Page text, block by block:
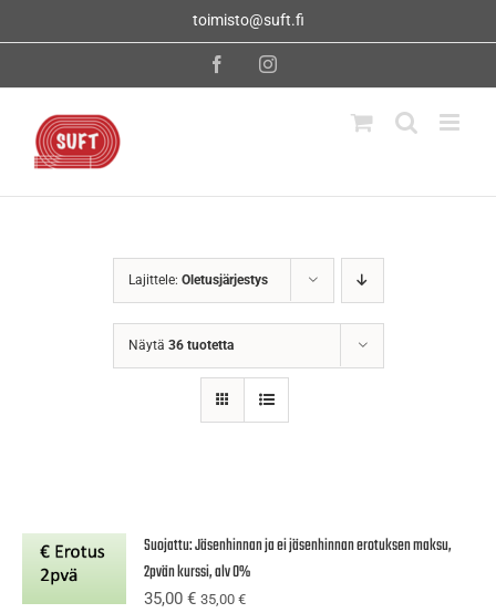
toimisto@suft.fi
FacebookInstagram
Lajittele: Oletusjärjestys
Näytä 36 tuotetta
Suojattu: Jäsenhinnan ja ei jäsenhinnan erotuksen maksu,
2pvän kurssi, alv 0%
35,00€ 35,00€